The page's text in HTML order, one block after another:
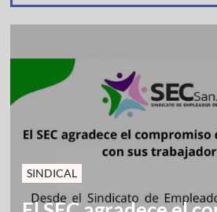
SINDICAL